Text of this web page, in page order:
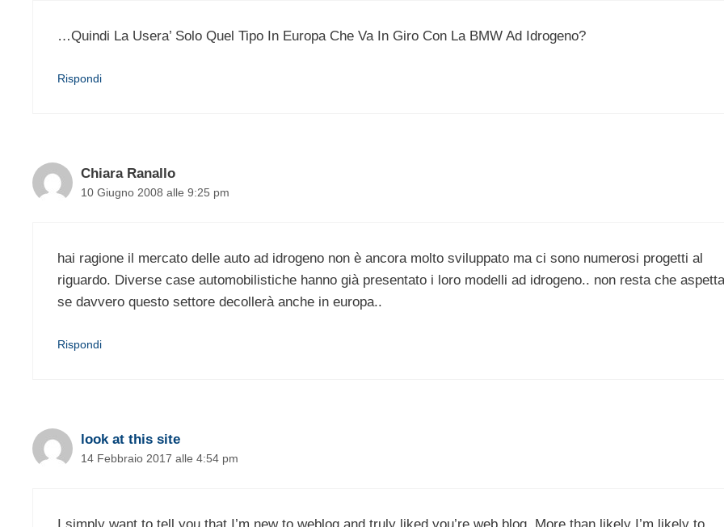
…Quindi La Usera’ Solo Quel Tipo In Europa Che Va In Giro Con La BMW Ad Idrogeno?
Rispondi
Chiara Ranallo
10 Giugno 2008 alle 9:25 pm
hai ragione il mercato delle auto ad idrogeno non è ancora molto sviluppato ma ci sono numerosi progetti al
riguardo. Diverse case automobilistiche hanno già presentato i loro modelli ad idrogeno.. non resta che
se davvero questo settore decollerà anche in europa..
Rispondi
look at this site
14 Febbraio 2017 alle 4:54 pm